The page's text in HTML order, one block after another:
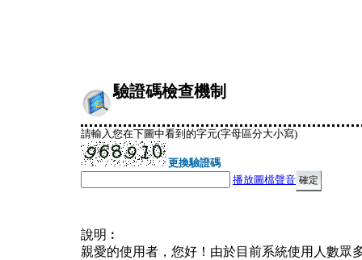
驗證碼檢查機制
請輸入您在下圖中看到的字元(字母區分大小寫)
更換驗證碼
播放圖檔聲音
說明︰
親愛的使用者，您好！由於目前系統使用人數眾